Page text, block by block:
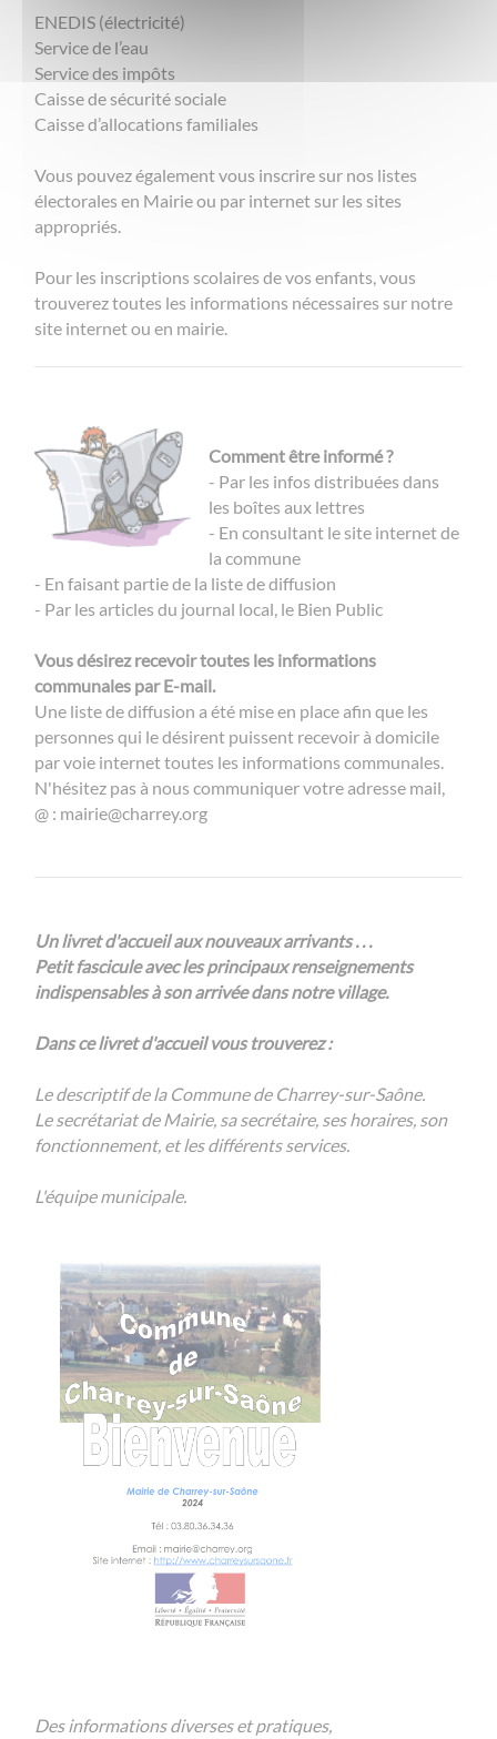
ENEDIS (électricité)
Service de l’eau
Service des impôts
Caisse de sécurité sociale
Caisse d’allocations familiales
Vous pouvez également vous inscrire sur nos listes
électorales en Mairie ou par internet sur les sites
appropriés.
Pour les inscriptions scolaires de vos enfants, vous
trouverez toutes les informations nécessaires sur notre
site internet ou en mairie.
Comment être informé ?
- Par les infos distribuées dans
les boîtes aux lettres
- En consultant le site internet de
la commune
- En faisant partie de la liste de diffusion
- Par les articles du journal local, le Bien Public
Vous désirez recevoir toutes les informations
communales par E-mail.
Une liste de diffusion a été mise en place afin que les
personnes qui le désirent puissent recevoir à domicile
par voie internet toutes les informations communales.
N'hésitez pas à nous communiquer votre adresse mail,
@ : mairie@charrey.org
Un livret d'accueil aux nouveaux arrivants . . .
Petit fascicule avec les principaux renseignements
indispensables à son arrivée dans notre village.
Dans ce livret d'accueil vous trouverez :
Le descriptif de la Commune de Charrey-sur-Saône.
Le secrétariat de Mairie, sa secrétaire, ses horaires, son
fonctionnement, et les différents services.
L'équipe municipale.
Des informations diverses et pratiques,